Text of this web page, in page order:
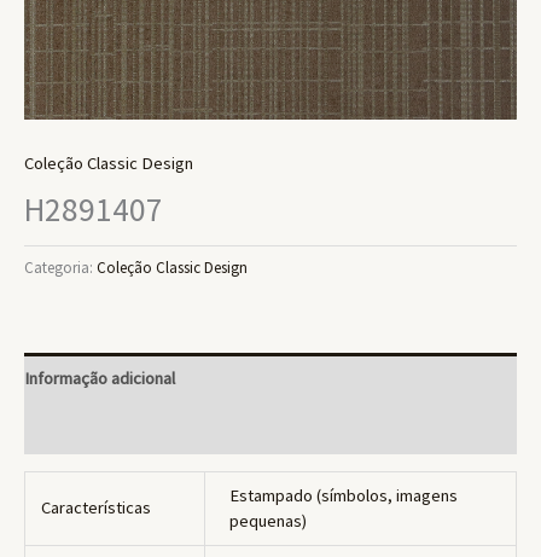
Coleção Classic Design
H2891407
Categoria: Coleção Classic Design
Informação adicional
Características
Estampado (símbolos, imagens
pequenas)